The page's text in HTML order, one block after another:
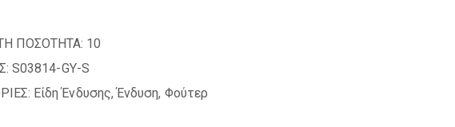
ΠΟΣΟΤΗΤΑ: 10
S03814-GY-S
Είδη Ένδυσης,Ένδυση, Φούτερ